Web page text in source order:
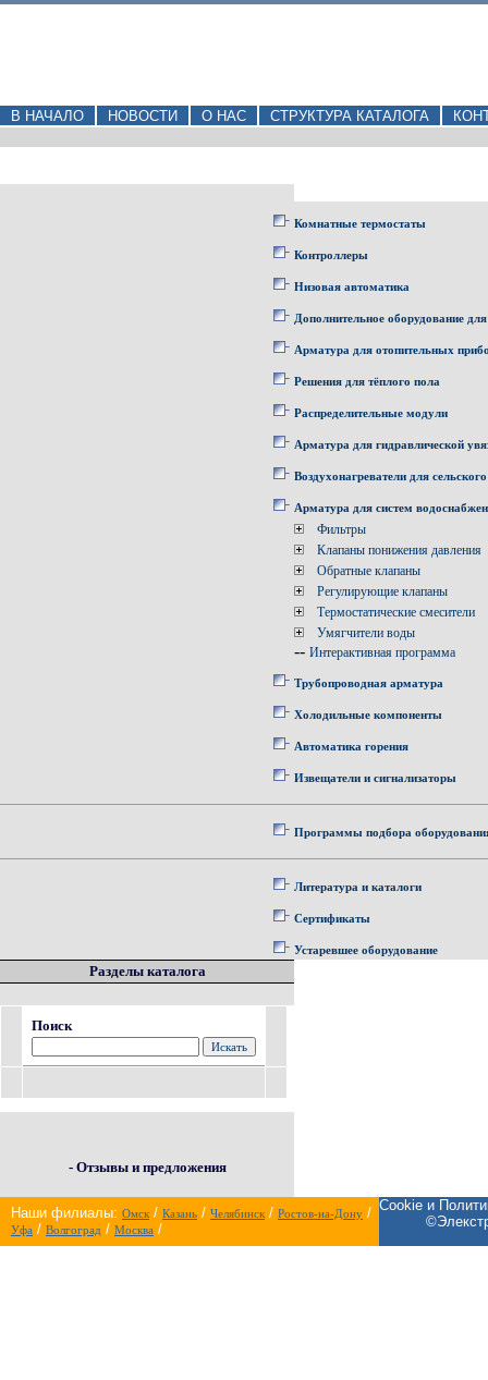
В НАЧАЛО НОВОСТИ О НАС СТРУКТУРА КАТАЛОГА
Комнатные термостаты
Контроллеры
Низовая автоматика
Дополнительное оборудование
Арматура для отопительных
Решения для тёплого пола
Распределительные модули
Арматура для гидравлической
Воздухонагреватели для
Арматура для систем
Фильтры
Клапаны понижения давления
Обратные клапаны
Регулирующие клапаны
Термостатические смесители
Умягчители воды
-- Интерактивная программа
Трубопроводная арматура
Холодильные компоненты
Автоматика горения
Извещатели и сигнализаторы
Программы подбора
Литература и каталоги
Сертификаты
Устаревшее оборудование
Разделы каталога
Поиск
- Отзывы и предложения
Наши филиалы: Омск/ Казань / Челябинск/ Ростов-на-Дону /
Уфа / Волгоград / Москва /
Cookie и